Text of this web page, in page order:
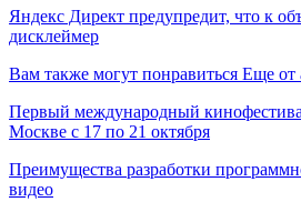
Яндекс Директ предупредит, что к
дисклеймер
Вам также могут понравиться Еще от
Первый международный
Москве с 17 по 21 октября
Преимущества разработки
видео